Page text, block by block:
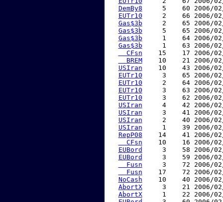
DemBy8
5    60 2006/
EUTr10
2    66 2006/
Gas$3b
2    65 2006/
Gas$3b
5    65 2006/
Gas$3b
1    64 2006/
Gas$3b
1    63 2006/
  CFsn
15    17 2006/
  BREM
10    21 2006/
USIran
10    43 2006/
EUTr10
3    65 2006/
EUTr10
2    64 2006/
EUTr10
3    63 2006/
EUTr10
3    62 2006/
USIran
4    42 2006/
USIran
3    41 2006/
USIran
2    40 2006/
USIran
1    39 2006/
RepP08
14    41 2006/
  CFsn
10    16 2006/
EUBord
3    58 2006/
EUBord
3    59 2006/
  Fusn
3    72 2006/
  Fusn
17    72 2006/
NoCash
10    40 2006/
AbortX
3    21 2006/
AbortX
1    22 2006/